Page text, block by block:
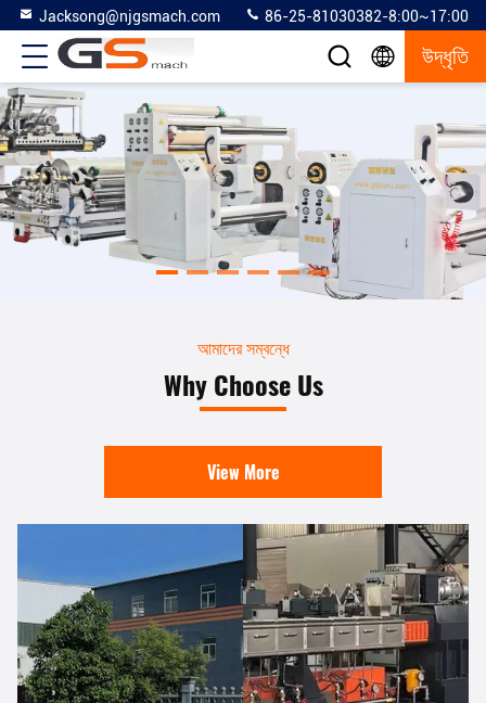
Jacksong@njgsmach.com 86-25-81030382-8:00~17:00
উদ্ধৃতি
আমাদের সম্বন্ধে
Why Choose Us
View More